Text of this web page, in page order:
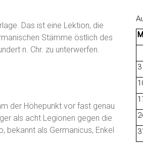
Das ist eine Lektion, die
Stämme östlich des
n. Chr. zu unterwerfen.
der Höhepunkt vor fast genau
als acht Legionen gegen die
bekannt als Germanicus, Enkel
M
3